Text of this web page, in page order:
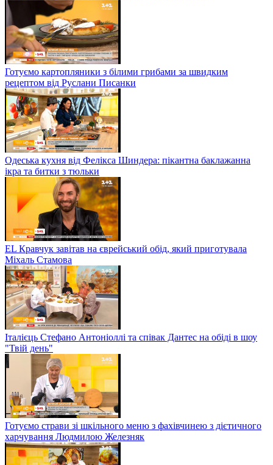
Готуємо картопляники з білими грибами за швидким
рецептом від Руслани Писанки
Одеська кухня від Фелікса Шиндера: пікантна баклажанна
ікра та битки з тюльки
EL Кравчук завітав на єврейський обід, який приготувала
Міхаль Стамова
Італієць Стефано Антоніоллі та співак Дантес на обіді в шоу
"Твій день"
Готуємо страви зі шкільного меню з фахівчинею з дієтичного
харчування Людмилою Железняк